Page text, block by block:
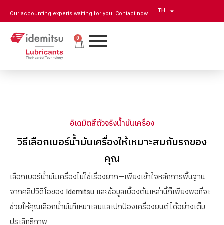
Our accounting experts waiting for you! Contact now TH
EN
0
อิเดมิตสึตัวจริงน้ำมันเครื่อง
วิธีเลือกเบอร์น้ำมันเครื่องให้เหมาะสมกับรถของ
คุณ
เลือกเบอร์น้ำมันเครื่องไม่ใช่เรื่องยาก—เพียงเข้าใจหลักการพื้นฐาน
จากคลิปวิดีโอของ Idemitsu และข้อมูลเบื้องต้นเหล่านี้ก็เพียงพอที่จะ
ช่วยให้คุณเลือกน้ำมันที่เหมาะสมและปกป้องเครื่องยนต์ได้อย่างเต็ม
ประสิทธิภาพ